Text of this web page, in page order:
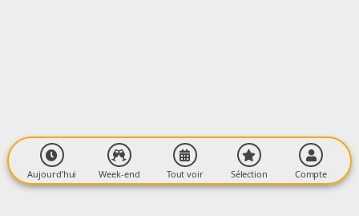
Aujourd’hui Week-end Tout voir Sélection Compte